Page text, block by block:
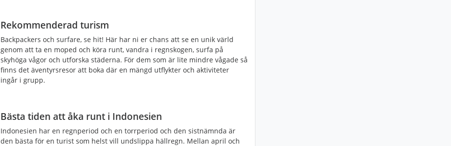
Rekommenderad turism
Backpackers och surfare, se hit! Här har ni er chans att se en unik värld
genom att ta en moped och köra runt, vandra i regnskogen, surfa på
skyhöga vågor och utforska städerna. För dem som är lite mindre vågade så
finns det äventyrsresor att boka där en mängd utflykter och aktiviteter
ingår i grupp.
Bästa tiden att åka runt i Indonesien
Indonesien har en regnperiod och en torrperiod och den sistnämnda är
den bästa för en turist som helst vill undslippa hällregn. Mellan april och